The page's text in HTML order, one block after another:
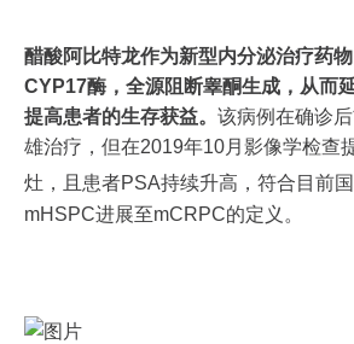
醋酸阿比特龙作为新型内分泌治疗药
CYP17酶，全源阻断睾酮生成，从而
提高患者的生存获益。 该病例在确诊
雄治疗，但在2019年10月影像学检查
灶，且患者PSA持续升高，符合目前
mHSPC进展至mCRPC的定义。